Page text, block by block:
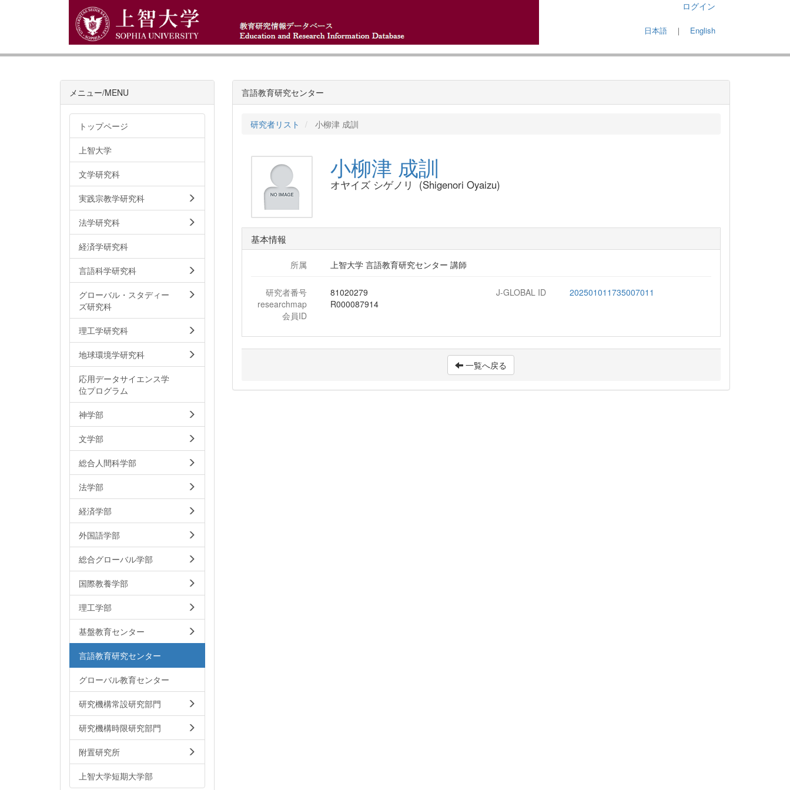
ログイン
日本語 ｜ English
言語教育研究センター
研究者リスト 小柳津 成訓
小柳津 成訓
オヤイズ シゲノリ (Shigenori Oyaizu)
基本情報
所属 上智大学 言語教育研究センター 講師
研究者番号 81020279 J-GLOBAL ID
202501011735007011
researchmap
会員ID
R000087914
一覧へ戻る
メニュー/MENU
トップページ
上智大学
文学研究科
実践宗教学研究科
法学研究科
経済学研究科
言語科学研究科
グローバル・スタディー
ズ研究科
理工学研究科
地球環境学研究科
応用データサイエンス学
位プログラム
神学部
文学部
総合人間科学部
法学部
経済学部
外国語学部
総合グローバル学部
国際教養学部
理工学部
基盤教育センター
言語教育研究センター
グローバル教育センター
研究機構常設研究部門
研究機構時限研究部門
附置研究所
上智大学短期大学部